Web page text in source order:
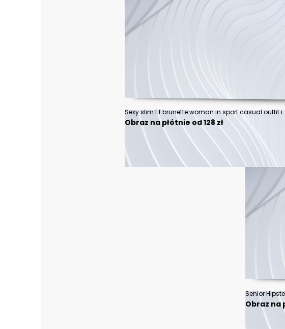
Sexy slim fit brunette woman in sport casual outfit in a skate park. Active leisure on a longboard
Obraz na płótnie od 128 zł
Senior
Obraz na